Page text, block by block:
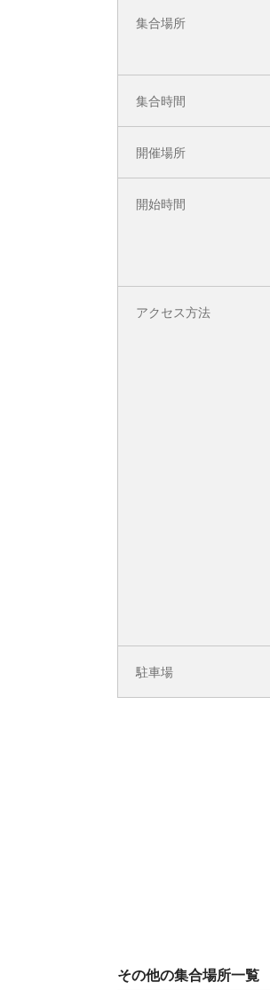
集合場所
集合時間
開催場所
開始時間
アクセス方法
駐車場
その他の集合場所一覧